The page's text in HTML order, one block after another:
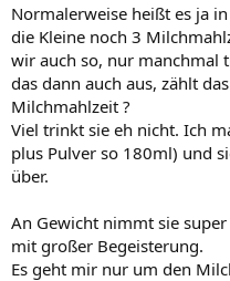
Normalerweise heißt es ja
die Kleine noch 3
wir auch so, nur manchmal
das dann auch aus, zählt
Milchmahlzeit ?
Viel trinkt sie eh nicht. Ich
plus Pulver so 180ml) und
über.
An Gewicht nimmt sie
mit großer Begeisterung.
Es geht mir nur um den